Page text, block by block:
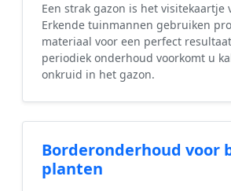
Een strak gazon is het visitekaartje
Erkende tuinmannen gebruiken
materiaal voor een perfect
periodiek onderhoud voorkomt u
onkruid in het gazon.
Borderonderhoud voor
planten